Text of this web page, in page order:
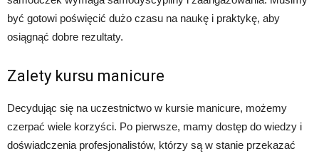
być gotowi poświęcić dużo czasu na naukę i praktykę, aby
osiągnąć dobre rezultaty.
Zalety kursu manicure
Decydując się na uczestnictwo w kursie manicure, możemy
czerpać wiele korzyści. Po pierwsze, mamy dostęp do wiedzy i
doświadczenia profesjonalistów, którzy są w stanie przekazać